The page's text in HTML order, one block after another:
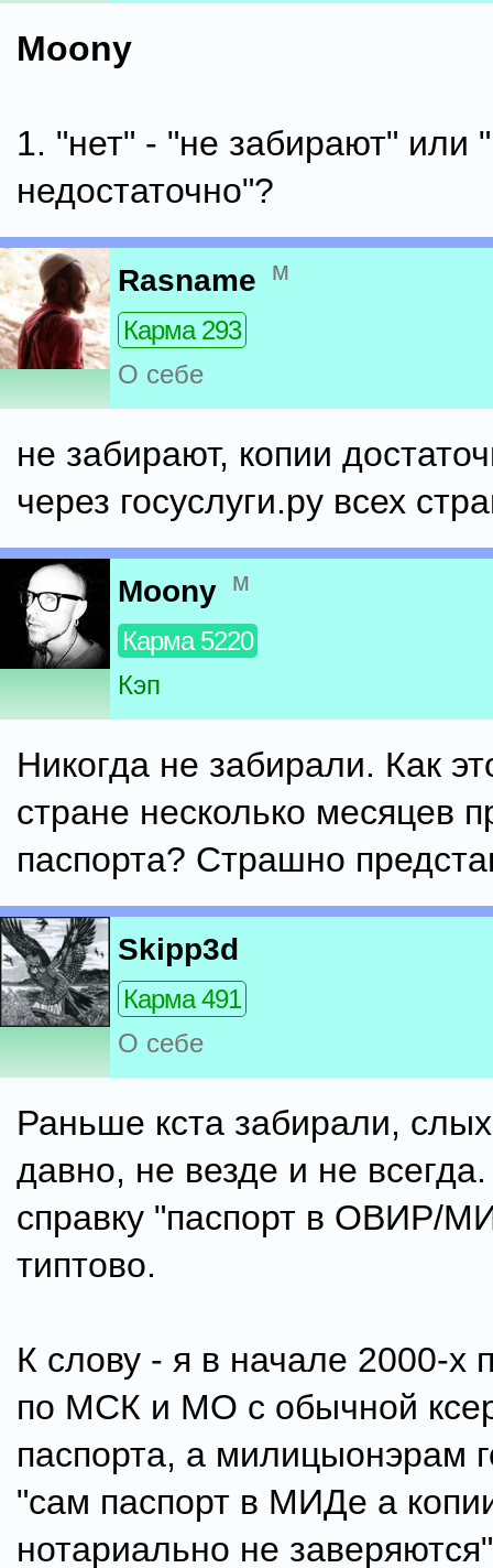
Moony
1. "нет" - "не забирают" или
недостаточно"?
Rasname м
Карма 293
О себе
не забирают, копии
через госуслуги.ру всех
Moony м
Карма 5220
Кэп
Никогда не забирали. Как
стране несколько месяцев
паспорта? Страшно
Skipp3d
Карма 491
О себе
Раньше кста забирали,
давно, не везде и не
справку "паспорт в ОВИР/
типтово.
К слову - я в начале 2000-х
по МСК и МО с обычной
паспорта, а милицыонэрам
"сам паспорт в МИДе а
нотариально не